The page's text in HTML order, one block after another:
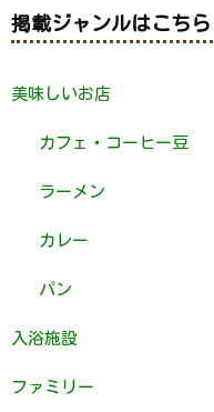
掲載ジャンルはこちら
美味しいお店
カフェ・コーヒー豆
ラーメン
カレー
パン
入浴施設
ファミリー